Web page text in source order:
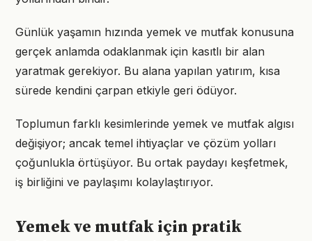
Günlük yaşamın hızında yemek ve mutfak konusuna
gerçek anlamda odaklanmak için kasıtlı bir alan
yaratmak gerekiyor. Bu alana yapılan yatırım, kısa
sürede kendini çarpan etkiyle geri ödüyor.
Toplumun farklı kesimlerinde yemek ve mutfak algısı
değişiyor; ancak temel ihtiyaçlar ve çözüm yolları
çoğunlukla örtüşüyor. Bu ortak paydayı keşfetmek,
iş birliğini ve paylaşımı kolaylaştırıyor.
Yemek ve mutfak için pratik